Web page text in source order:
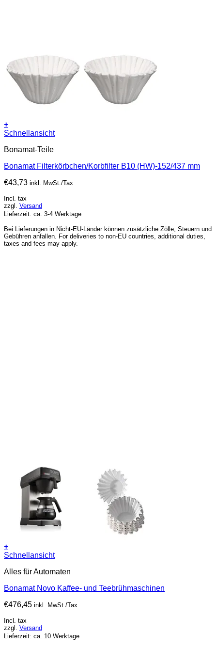
+
Schnellansicht
Bonamat-Teile
Bonamat Filterkörbchen/Korbfilter B10 (HW)-152/437 mm
€43,73 inkl. MwSt./Tax
Incl. tax
zzgl. Versand
Lieferzeit: ca. 3-4 Werktage
Bei Lieferungen in Nicht-EU-Länder können zusätzliche Zölle, Steuern und
Gebühren anfallen. For deliveries to non-EU countries, additional duties,
taxes and fees may apply.
+
Schnellansicht
Alles für Automaten
Bonamat Novo Kaffee- und Teebrühmaschinen
€476,45 inkl. MwSt./Tax
Incl. tax
zzgl. Versand
Lieferzeit: ca. 10 Werktage